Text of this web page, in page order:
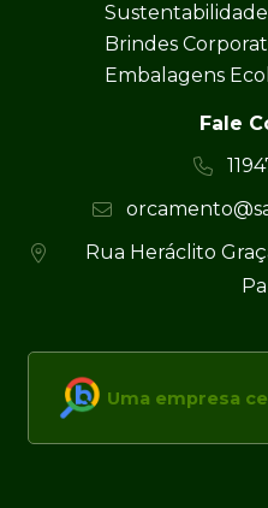
Brindes
Embalagens
Fale
Rua Heráclito
Uma empresa